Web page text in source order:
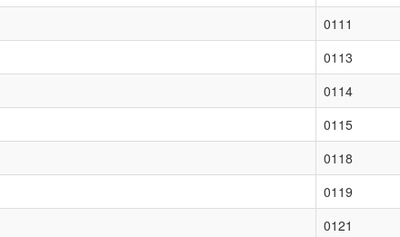
0111
0113
0114
0115
0118
0119
0121